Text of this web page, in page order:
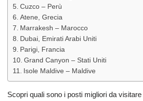
Cuzco – Perù
Atene, Grecia
Marrakesh – Marocco
Dubai, Emirati Arabi Uniti
Parigi, Francia
Grand Canyon – Stati Uniti
Isole Maldive – Maldive
Scopri quali sono i posti migliori da